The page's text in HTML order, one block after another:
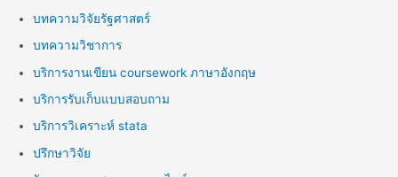
บทความวิจัยรัฐศาสตร์
บทความวิชาการ
บริการงานเขียน coursework ภาษาอังกฤษ
บริการรับเก็บแบบสอบถาม
บริการวิเคราะห์ stata
ปรึกษาวิจัย